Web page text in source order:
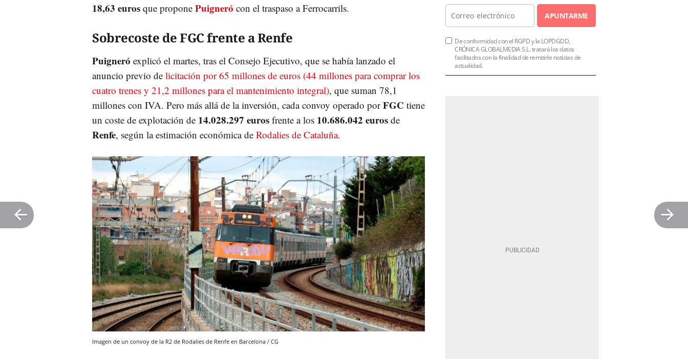
18,63 euros que propone Puigneró con el traspaso a Ferrocarrils.
Sobrecoste de FGC frente a Renfe
Puigneró explicó el martes, tras el Consejo Ejecutivo, que se había lanzado el
anuncio previo de licitación por 65 millones de euros (44 millones para comprar los
cuatro trenes y 21,2 millones para el mantenimiento integral), que suman 78,1
millones con IVA. Pero más allá de la inversión, cada convoy operado porFGC tiene
un coste de explotación de 14.028.297 euros frente a los 10.686.042 euros de
Renfe, según la estimación económica de Rodalies de Cataluña.
Imagen de un convoy de la R2 de Rodalies de Renfe en Barcelona / CG
APUNTARME
De conformidad con el RGPD y la LOPDGDD,
CRÓNICA GLOBALMEDIA S.L. tratará los datos
facilitados con la finalidad de remitirle noticias de
actualidad.